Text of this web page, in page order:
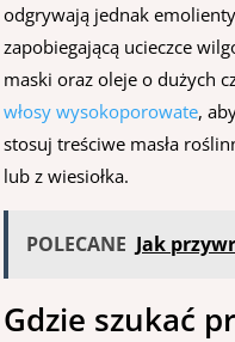
odgrywają jednak
zapobiegającą ucieczce
maski oraz oleje o dużych
włosy wysokoporowate,
stosuj treściwe masła
lub z wiesiołka.
POLECANE Jak
Gdzie szukać